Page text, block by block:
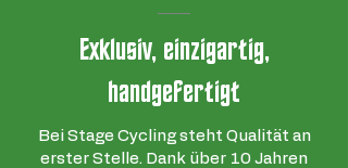
Exklusiv, einzigartig,
handgefertigt
Bei Stage Cycling steht Qualität an
erster Stelle. Dank über 10 Jahren